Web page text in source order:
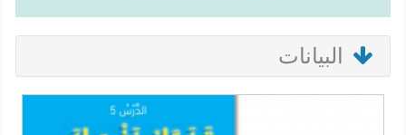
البيانات